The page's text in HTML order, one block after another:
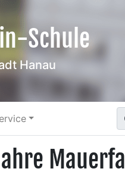
Schule
Hanau
Mauerfall